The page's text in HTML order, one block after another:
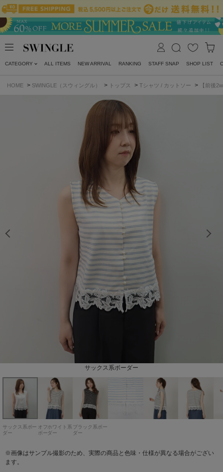
CATEGORY ALL ITEMS NEW ARRIVAL RANKING STAFF SNAP SHOP LIST
HOME > SWINGLE（スウィングル） > トップス > Tシャツ / カットソー > 【前後
サックス系ボーダー
オフホワイト系ボーダー
ブラック系ボーダー
model：H163cm 着用サイズ：Fサイズ
model：H163cm 着用サイズ：Fサイズ
model：H163cm 着用サイズ：Fサイズ
model：H163cm 着用サイズ：Fサイズ
model：H163cm 着用サイズ：Fサイズ
model：H163cm 着用サイズ：Fサイズ
model：H163cm 着用サイズ：Fサイズ
model：H163cm 着用サイズ：Fサイズ
model：H163cm 着用サイズ：Fサイズ
model：H163cm 着用サイズ：Fサイズ
model：H163cm 着用サイズ：Fサイズ
model：H163cm 着用サイズ：Fサイズ
サックス系ボー
ダー
オフホワイト系
ボーダー
ブラック系ボー
ダー
※画像はサンプル撮影のため、実際の商品と色味・仕様が異なる場合がござい
ます。